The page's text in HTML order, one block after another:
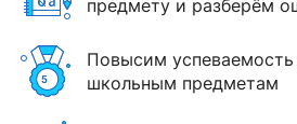
предмету и разберём
Повысим успеваемость
школьным предметам